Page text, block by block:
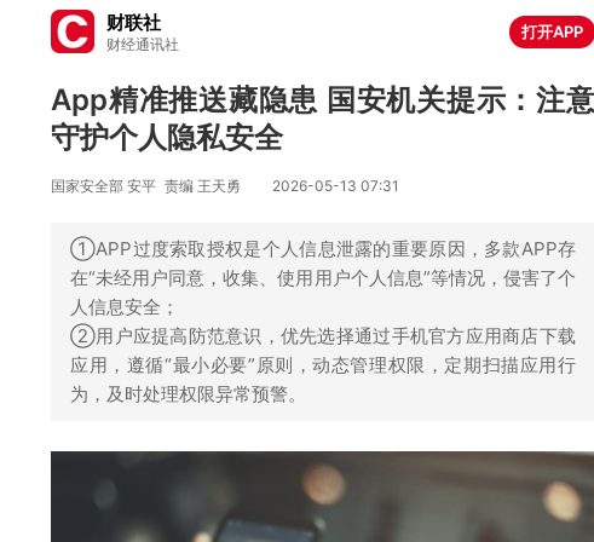
财联社
财经通讯社
打开APP
App精准推送藏隐患 国安机关提示：注意
守护个人隐私安全
国家安全部 安平 责编 王天勇 2026-05-13 07:31
①APP过度索取授权是个人信息泄露的重要原因，多款APP存
在“未经用户同意，收集、使用用户个人信息”等情况，侵害了个
人信息安全；
②用户应提高防范意识，优先选择通过手机官方应用商店下载
应用，遵循“最小必要”原则，动态管理权限，定期扫描应用行
为，及时处理权限异常预警。